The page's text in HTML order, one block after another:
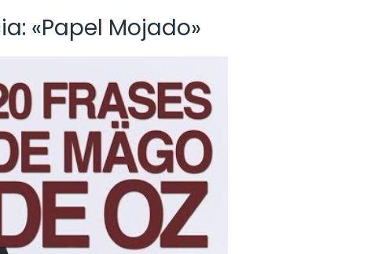
«Papel Mojado»